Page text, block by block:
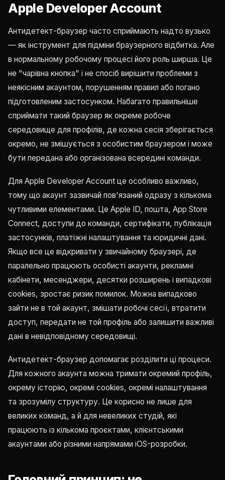
Apple Developer Account
Антидетект-браузер часто сприймають надто вузько
— як інструмент для підміни браузерного відбитка. Але
в нормальному робочому процесі його роль ширша. Це
не "чарівна кнопка" і не спосіб вирішити проблеми з
неякісним акаунтом, порушенням правил або погано
підготовленим застосунком. Набагато правильніше
сприймати такий браузер як окреме робоче
середовище для профілів, де кожна сесія зберігається
окремо, не змішується з особистим браузером і може
бути передана або організована всередині команди.
Для Apple Developer Account це особливо важливо,
тому що акаунт зазвичай пов'язаний одразу з кількома
чутливими елементами. Це Apple ID, пошта, App Store
Connect, доступи до команди, сертифікати, публікація
застосунків, платіжні налаштування та юридичні дані.
Якщо все це відкривати у звичайному браузері, де
паралельно працюють особисті акаунти, рекламні
кабінети, месенджери, десятки розширень і випадкові
cookies, зростає ризик помилок. Можна випадково
зайти не в той акаунт, змішати робочі сесії, втратити
доступ, передати не той профіль або залишити важливі
дані в невідповідному середовищі.
Антидетект-браузер допомагає розділити ці процеси.
Для кожного акаунта можна тримати окремий профіль,
окрему історію, окремі cookies, окремі налаштування
та зрозумілу структуру. Це корисно не лише для
великих команд, а й для невеликих студій, які
працюють із кількома проєктами, клієнтськими
акаунтами або різними напрямами iOS-розробки.